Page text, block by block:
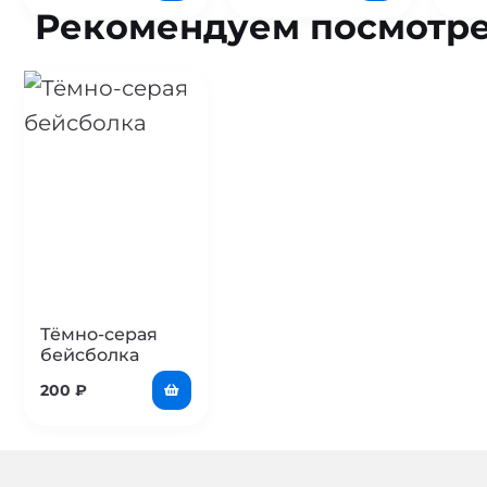
Рекомендуем
Тёмно-серая
бейсболка
200 ₽